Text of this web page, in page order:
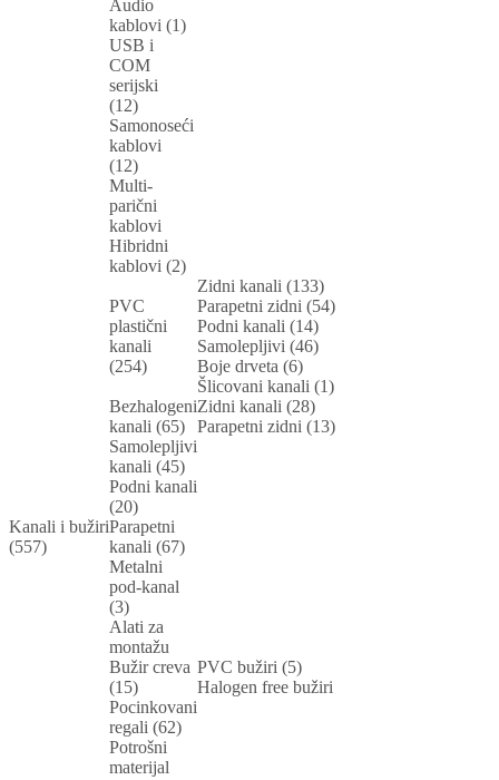
Audio
kablovi (1)
USB i
COM
serijski
(12)
Samonoseći
kablovi
(12)
Multi-
parični
kablovi
Hibridni
kablovi (2)
Kanali i bužiri
(557)
PVC
plastični
kanali
(254)
Zidni kanali (133)
Parapetni zidni (54)
Podni kanali (14)
Samolepljivi (46)
Boje drveta (6)
Šlicovani kanali (1)
Bezhalogeni
kanali (65)
Zidni kanali (28)
Parapetni zidni (13)
Samolepljivi
kanali (45)
Podni kanali
(20)
Parapetni
kanali (67)
Metalni
pod-kanal
(3)
Alati za
montažu
Bužir creva
(15)
PVC bužiri (5)
Halogen free bužiri
Pocinkovani
regali (62)
Potrošni
materijal